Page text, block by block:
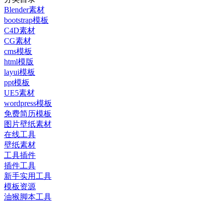
Blender素材
bootstrap模板
C4D素材
CG素材
cms模板
html模版
layui模板
ppt模板
UE5素材
wordpress模板
免费简历模板
图片壁纸素材
在线工具
壁纸素材
工具插件
插件工具
新手实用工具
模板资源
油猴脚本工具